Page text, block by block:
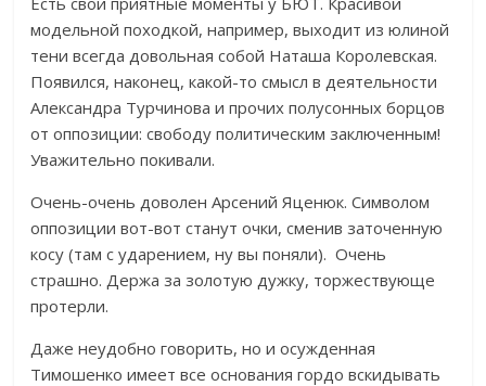
модельной походкой, например, выходит из юлиной
тени всегда довольная собой Наташа Королевская.
Появился, наконец, какой-то смысл в деятельности
Александра Турчинова и прочих полусонных борцов
от оппозиции: свободу политическим заключенным!
Уважительно покивали.
Очень-очень доволен Арсений Яценюк. Символом
оппозиции вот-вот станут очки, сменив заточенную
косу (там с ударением, ну вы поняли). Очень
страшно. Держа за золотую дужку, торжествующе
протерли.
Даже неудобно говорить, но и осужденная
Тимошенко имеет все основания гордо вскидывать